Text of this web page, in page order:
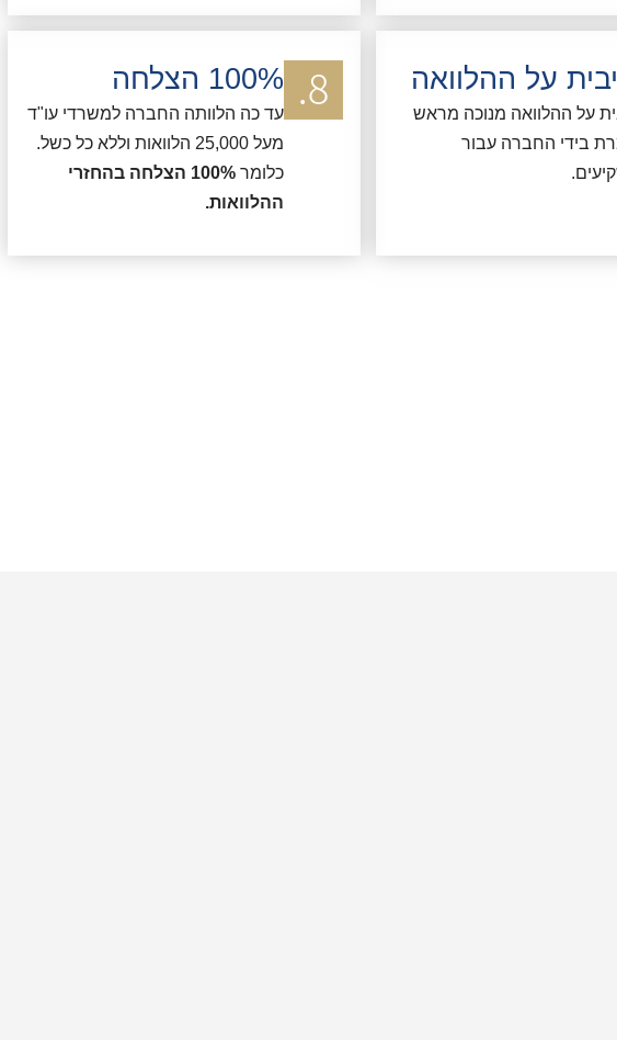
על ההלוואה
על ההלוואה מנוכה מראש
בידי החברה עבור
100% הצלחה
עד כה הלוותה החברה למשרדי עו"ד
מעל 25,000 הלוואות וללא כל כשל.
כלומר
100% הצלחה בהחזרי
ההלוואות.